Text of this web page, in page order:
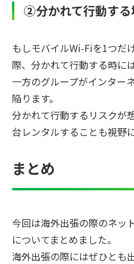
②分かれて行動する
もしモバイルWi-Fiを1つだ
際、分かれて行動する時には
一方のグループがインター
陥ります。
分かれて行動するリスクが
台レンタルすることも視野
まとめ
今回は海外出張の際のネッ
についてまとめました。
海外出張の際にはぜひとも